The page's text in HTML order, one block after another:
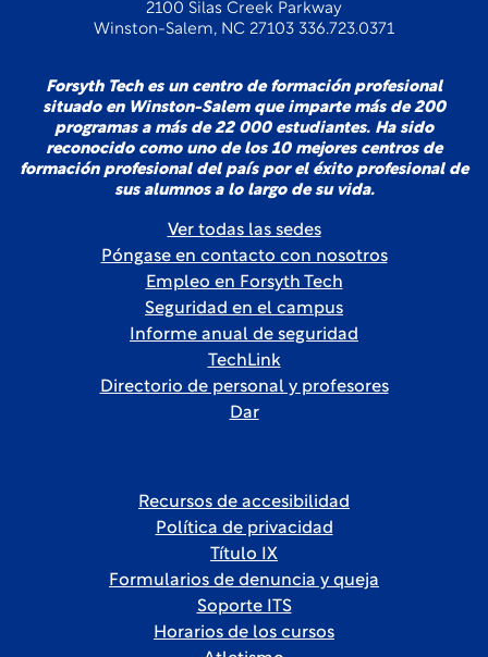
2100 Silas Creek Parkway
Winston-Salem, NC 27103 336.723.0371
Forsyth Tech es un centro de formación profesional
situado en Winston-Salem que imparte más de 200
programas a más de 22 000 estudiantes. Ha sido
reconocido como uno de los 10 mejores centros de
formación profesional del país por el éxito profesional de
sus alumnos a lo largo de su vida.
Ver todas las sedes
Póngase en contacto con nosotros
Empleo en Forsyth Tech
Seguridad en el campus
Informe anual de seguridad
TechLink
Directorio de personal y profesores
Dar
Recursos de accesibilidad
Política de privacidad
Título IX
Formularios de denuncia y queja
Soporte ITS
Horarios de los cursos